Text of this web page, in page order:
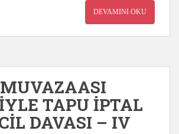
DEVAMINI OKU
TAPU İPTAL
DAVASI – IV